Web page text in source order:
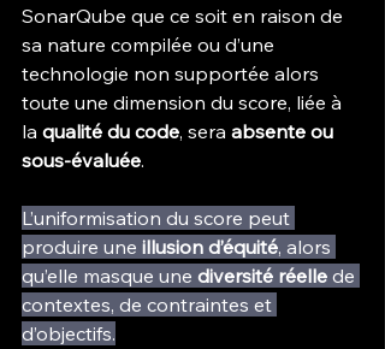
SonarQube que ce soit en raison de
sa nature compilée ou d’une
technologie non supportée alors
toute une dimension du score, liée à
la qualité du code, sera absente ou
sous-évaluée.
L’uniformisation du score peut
produire une illusion d’équité, alors
qu’elle masque une diversité réelle de
contextes, de contraintes et
d’objectifs.